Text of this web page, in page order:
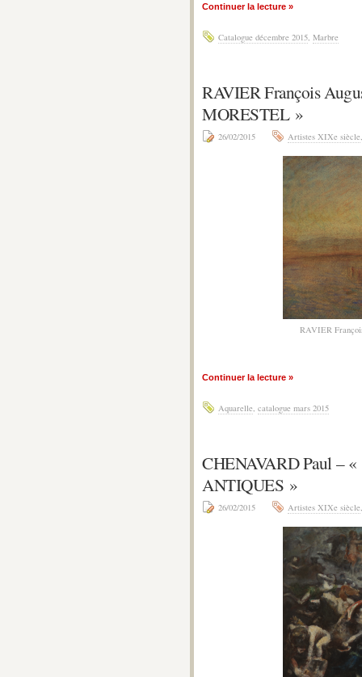
Continuer la lecture »
Catalogue décembre 2015, Marbre
RAVIER François
MORESTEL »
26/02/2015 Artistes XIXe siècle
RAVIER
Continuer la lecture »
Aquarelle, catalogue mars 2015
CHENAVARD Paul –
ANTIQUES »
26/02/2015 Artistes XIXe siècle